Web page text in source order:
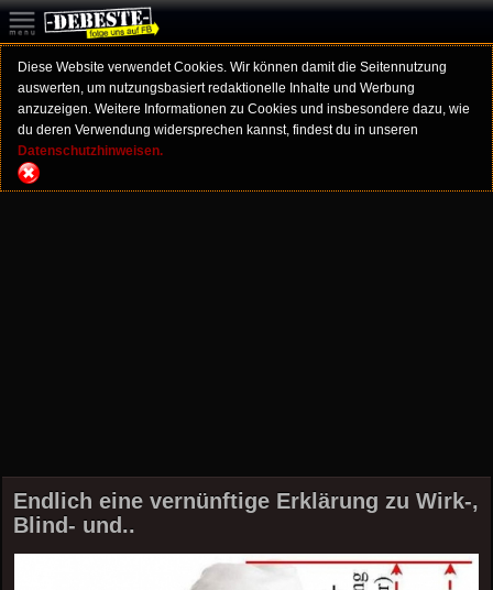
Diese Website verwendet Cookies. Wir können damit die Seitennutzung
auswerten, um nutzungsbasiert redaktionelle Inhalte und Werbung
anzuzeigen. Weitere Informationen zu Cookies und insbesondere dazu, wie
du deren Verwendung widersprechen kannst, findest du in unseren
Datenschutzhinweisen.
Endlich eine vernünftige Erklärung zu Wirk-,
Blind- und..